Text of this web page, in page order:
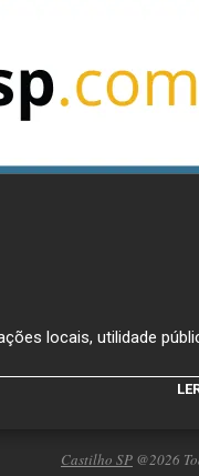
locais, utilidade
Castilho SP @2026